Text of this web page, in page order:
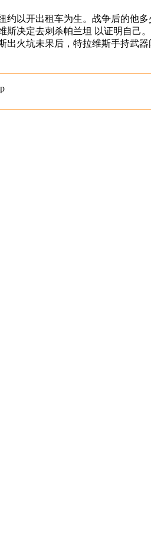
开出租车为生。战争后的他多
决定去刺杀帕兰坦 以证明自己。
火坑未果后，特拉维斯手持武